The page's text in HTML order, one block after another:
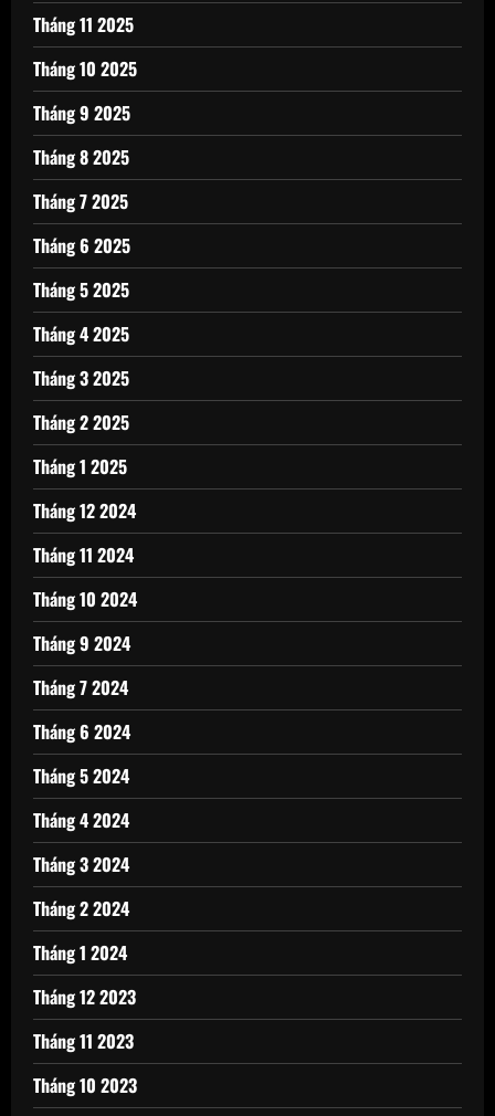
Tháng 11 2025
Tháng 10 2025
Tháng 9 2025
Tháng 8 2025
Tháng 7 2025
Tháng 6 2025
Tháng 5 2025
Tháng 4 2025
Tháng 3 2025
Tháng 2 2025
Tháng 1 2025
Tháng 12 2024
Tháng 11 2024
Tháng 10 2024
Tháng 9 2024
Tháng 7 2024
Tháng 6 2024
Tháng 5 2024
Tháng 4 2024
Tháng 3 2024
Tháng 2 2024
Tháng 1 2024
Tháng 12 2023
Tháng 11 2023
Tháng 10 2023